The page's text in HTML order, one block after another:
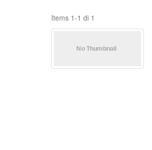
Items 1-1 di 1